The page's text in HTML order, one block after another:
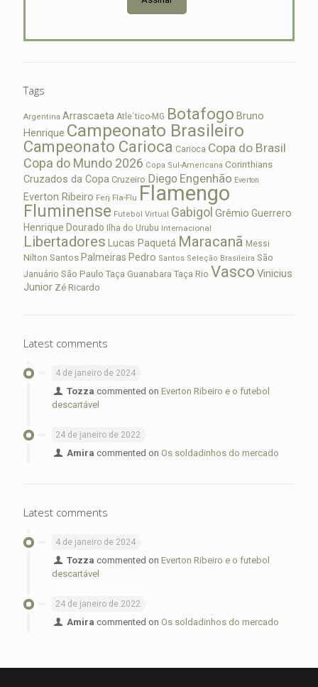
Tags
Argentina Arrascaeta Atle´tico-MG Botafogo Bruno
Henrique Campeonato Brasileiro
Campeonato Carioca Carioca Copa do Brasil
Copa do Mundo 2026 Copa Sul-Americana Corinthians
Cruzados da Copa Cruzeiro Diego Engenhão Everton
Everton Ribeiro Ferj Fla-Flu Flamengo
Fluminense Futebol Virtual Gabigol Grêmio Guerrero
Henrique Dourado Ilha do Urubu Internacional
Libertadores Lucas Paquetá Maracanã Messi
Nilton Santos Palmeiras Pedro Santos Seleção Brasileira São
Januário São Paulo Taça Guanabara Taça Rio Vasco Vinicius
Junior Zé Ricardo
Latest comments
4 de janeiro de 2024
Tozza commented onEverton Ribeiro e o futebol
descartável
24 de janeiro de 2022
Amira commented onOs soldadinhos do mercado
Latest comments
4 de janeiro de 2024
Tozza commented onEverton Ribeiro e o futebol
descartável
24 de janeiro de 2022
Amira commented onOs soldadinhos do mercado